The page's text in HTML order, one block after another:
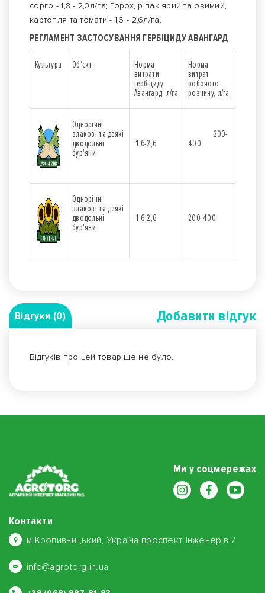
сорго - 1,8 - 2,0л/га; Горох, ріпак ярий та озимий,
картопля та томати - 1,6 - 2,6л/га.
РЕГЛАМЕНТ ЗАСТОСУВАННЯ ГЕРБІЦИДУ АВАНГАРД
Культура Об'єкт
Норма
витрати
гербіциду
Авангард, л/га
Норма
витрат
робочого
розчину, л/га
Однорічні
злакові та деякі
дводольні
бур'яни
1,6-2,6
200-
400
Однорічні
злакові та деякі
дводольні
бур'яни
1,6-2,6 200-400
Відгуки (0) Добавити вiдгук
Відгуків про цей товар ще не було.
Ми у соцмережах
Контакти
м.Кропивницький, Україна проспект Інженерів 7
info@agrotorg.in.ua